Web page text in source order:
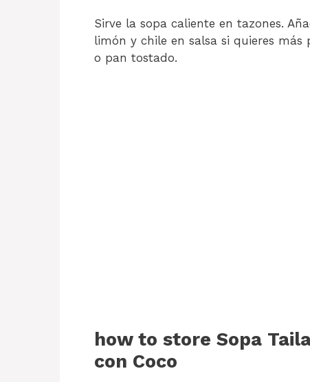
Sirve la sopa caliente en tazones.
limón y chile en salsa si quieres
o pan tostado.
how to store Sopa
con Coco